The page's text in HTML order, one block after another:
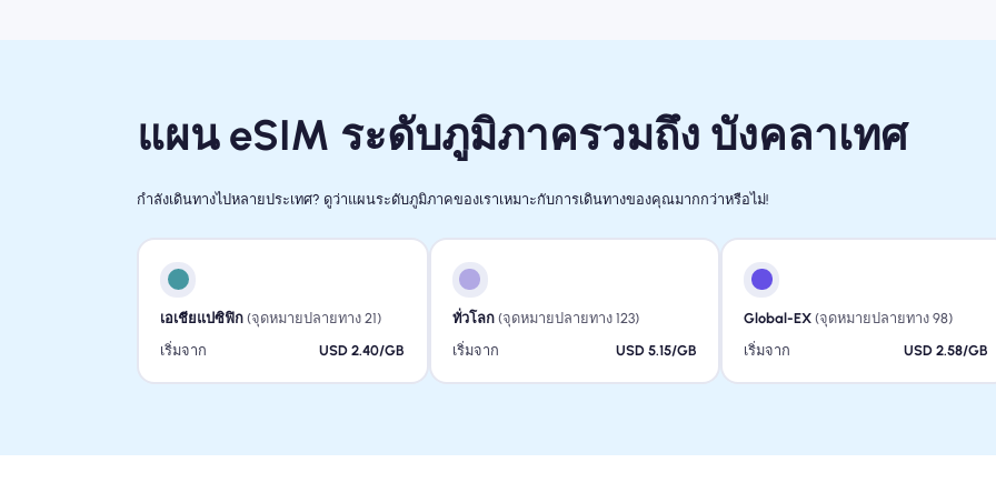
แผน eSIM ระดับภูมิภาครวมถึง บังคลาเทศ
กำลังเดินทางไปหลายประเทศ? ดูว่าแผนระดับภูมิภาคของเราเหมาะกับการเดินทางของคุณมากกว่าหรือไม่!
เอเชียแปซิฟิก (จุดหมายปลายทาง 21)
เริ่มจาก
USD 2.40/GB
ทั่วโลก(จุดหมายปลายทาง 123)
เริ่มจาก
USD 5.15/GB
Global-EX (จุดหมายปลายทาง 98)
เริ่มจาก
USD 2.58/GB